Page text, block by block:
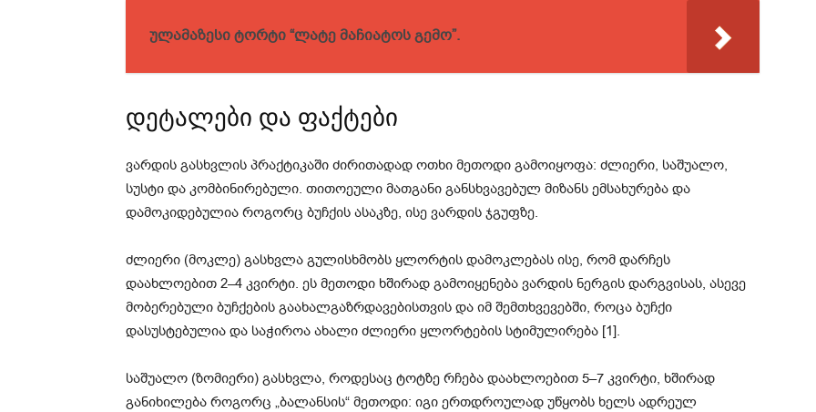
ულამაზესი ტორტი “ლატე მაჩიატოს გემო”.
დეტალები და ფაქტები
ვარდის გასხვლის პრაქტიკაში ძირითადად ოთხი მეთოდი გამოიყოფა: ძლიერი, საშუალო,
სუსტი და კომბინირებული. თითოეული მათგანი განსხვავებულ მიზანს ემსახურება და
დამოკიდებულია როგორც ბუჩქის ასაკზე, ისე ვარდის ჯგუფზე.
ძლიერი (მოკლე) გასხვლა გულისხმობს ყლორტის დამოკლებას ისე, რომ დარჩეს
დაახლოებით 2–4 კვირტი. ეს მეთოდი ხშირად გამოიყენება ვარდის ნერგის დარგვისას, ასევე
მობერებული ბუჩქების გაახალგაზრდავებისთვის და იმ შემთხვევებში, როცა ბუჩქი
დასუსტებულია და საჭიროა ახალი ძლიერი ყლორტების სტიმულირება [1].
საშუალო (ზომიერი) გასხვლა, როდესაც ტოტზე რჩება დაახლოებით 5–7 კვირტი, ხშირად
განიხილება როგორც „ბალანსის“ მეთოდი: იგი ერთდროულად უწყობს ხელს ადრეულ